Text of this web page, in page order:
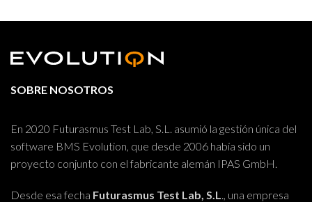
SOBRE NOSOTROS
En 2020 Futurasmus Test Lab, S.L. asumió la gestión única del
software BMS Evolution, que desde 2006 había sido un
proyecto conjunto con el fabricante alemán IPAS GmbH.
Desde esa fecha Futurasmus Test Lab, S.L., una empresa